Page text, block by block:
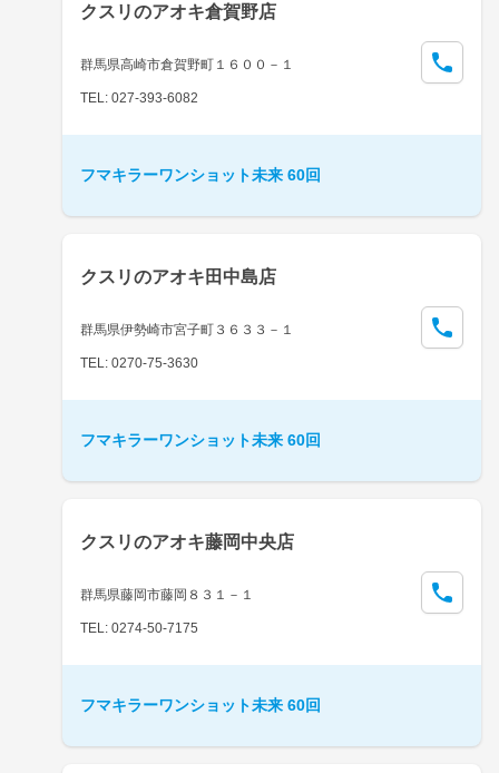
クスリのアオキ倉賀野店
群馬県高崎市倉賀野町１６００－１
TEL: 027-393-6082
フマキラーワンショット未来 60回
クスリのアオキ田中島店
群馬県伊勢崎市宮子町３６３３－１
TEL: 0270-75-3630
フマキラーワンショット未来 60回
クスリのアオキ藤岡中央店
群馬県藤岡市藤岡８３１－１
TEL: 0274-50-7175
フマキラーワンショット未来 60回